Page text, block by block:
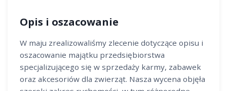
Opis i oszacowanie
W maju zrealizowaliśmy zlecenie dotyczące opisu i
oszacowanie majątku przedsiębiorstwa
specjalizującego się w sprzedaży karmy, zabawek
oraz akcesoriów dla zwierząt. Nasza wycena objęła